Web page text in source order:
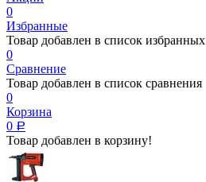
0
Избранные
Товар добавлен в список избранных
0
Сравнение
Товар добавлен в список сравнения
0
Корзина
0 Р
Товар добавлен в корзину!